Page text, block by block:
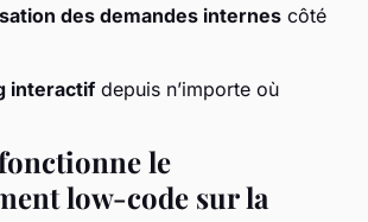
des demandes internes côté
interactifdepuis n’importe où
le
low-code sur la